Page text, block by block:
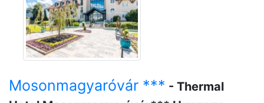
Mosonmagyaróvár *** - Thermal